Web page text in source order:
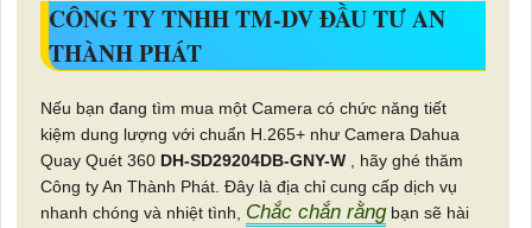
CÔNG TY TNHH TM-DV ĐẦU TƯ AN
THÀNH PHÁT
Nếu bạn đang tìm mua một Camera có chức năng tiết
kiệm dung lượng với chuẩn H.265+ như Camera Dahua
Quay Quét 360 DH-SD29204DB-GNY-W
, hãy ghé thăm
Công ty An Thành Phát. Đây là địa chỉ cung cấp dịch vụ
nhanh chóng và nhiệt tình, Chắc chắn rằngbạn sẽ hài